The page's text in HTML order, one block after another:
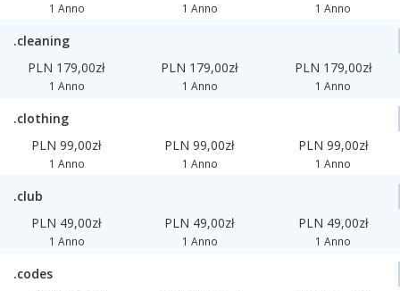
1 Anno 1 Anno 1 Anno
.cleaning
PLN 179,00zł
1 Anno
PLN 179,00zł
1 Anno
PLN 179,00zł
1 Anno
.clothing
PLN 99,00zł
1 Anno
PLN 99,00zł
1 Anno
PLN 99,00zł
1 Anno
.club
PLN 49,00zł
1 Anno
PLN 49,00zł
1 Anno
PLN 49,00zł
1 Anno
.codes